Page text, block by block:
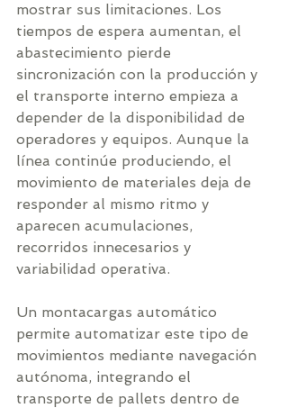
mostrar sus limitaciones. Los
tiempos de espera aumentan, el
abastecimiento pierde
sincronización con la producción y
el transporte interno empieza a
depender de la disponibilidad de
operadores y equipos. Aunque la
línea continúe produciendo, el
movimiento de materiales deja de
responder al mismo ritmo y
aparecen acumulaciones,
recorridos innecesarios y
variabilidad operativa.
Un montacargas automático
permite automatizar este tipo de
movimientos mediante navegación
autónoma, integrando el
transporte de pallets dentro de